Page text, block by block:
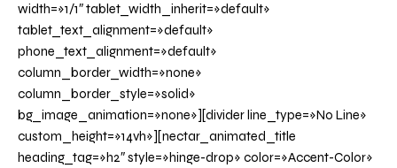
width=»1/1″ tablet_width_inherit=»default»
tablet_text_alignment=»default»
phone_text_alignment=»default»
column_border_width=»none»
column_border_style=»solid»
bg_image_animation=»none»][divider line_type=»No Line»
custom_height=»14vh»][nectar_animated_title
heading_tag=»h2″ style=»hinge-drop» color=»Accent-Color»